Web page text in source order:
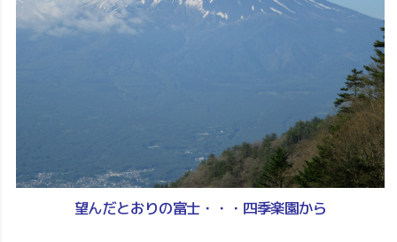
望んだとおりの富士・・・四季楽園から